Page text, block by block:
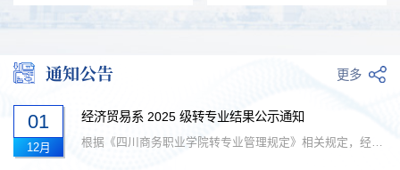
通知公告 更多
01
12月
经济贸易系 2025 级转专业结果公示通知